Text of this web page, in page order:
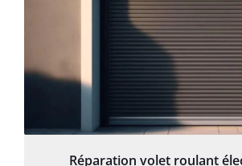
Réparation volet roulant